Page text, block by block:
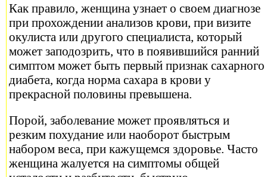
Как правило, женщина узнает о своем диагнозе
при прохождении анализов крови, при визите
окулиста или другого специалиста, который
может заподозрить, что в появившийся ранний
симптом может быть первый признак сахарного
диабета, когда норма сахара в крови у
прекрасной половины превышена.
Порой, заболевание может проявляться и
резким похудание или наоборот быстрым
набором веса, при кажущемся здоровье. Часто
женщина жалуется на симптомы общей